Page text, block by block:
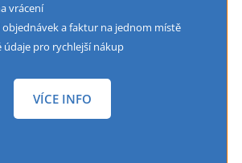
vrácení
objednávek a faktur na jednom místě
údaje pro rychlejší nákup
VÍCE INFO